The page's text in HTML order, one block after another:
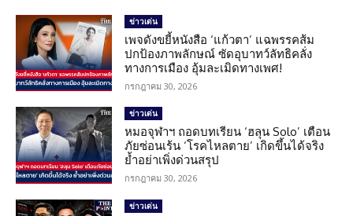
ข่าวเด่น
เพจดังขยี้หนังสือ ‘แก้วตา’ แฉพรรคส้ม
ปกป้องภาพลักษณ์ ซัดอุบาทว์ลัทธิคลั่ง
ทางการเมือง อุ้มละเมิดทางเพศ!
กรกฎาคม 30, 2026
ข่าวเด่น
หมอจุฬาฯ ถอดบทเรียน ‘ฮลุน Solo’ เตือน
ภัยซ่อนเร้น ‘โรคไหลตาย’ เกิดขึ้นได้จริง
ย้ำอย่าเพิ่งด่วนสรุป
กรกฎาคม 30, 2026
ข่าวเด่น